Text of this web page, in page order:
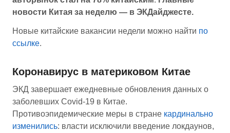
новости Китая за неделю — в ЭКДайджесте.
Новые китайские вакансии недели можно найти по
ссылке.
Коронавирус в материковом Китае
ЭКД завершает ежедневные обновления данных о
заболевших Covid-19 в Китае.
Противоэпидемические меры в стране кардинально
изменились: власти исключили введение локдаунов,